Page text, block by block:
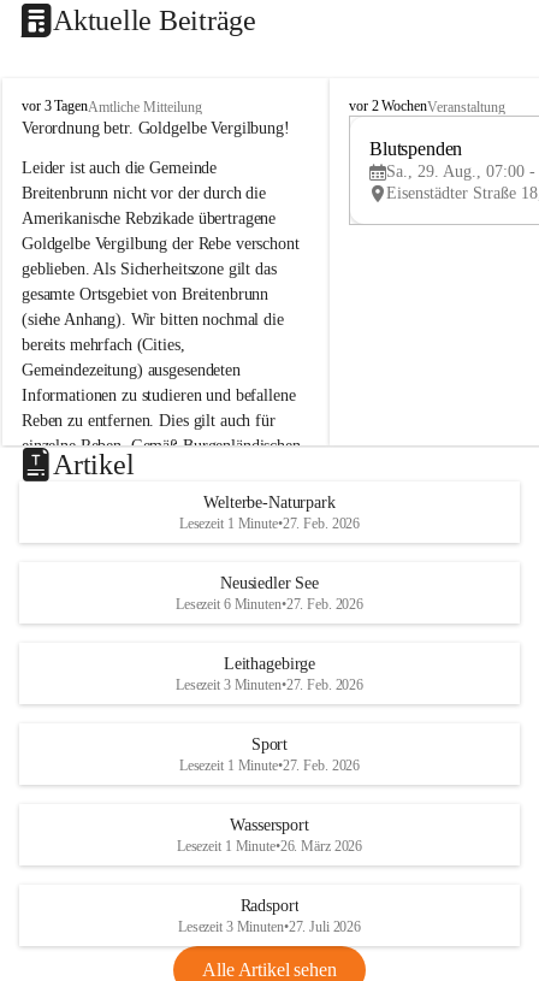
Aktuelle Beiträge
B
r
i
t
e
n
b
r
u
n
n
a
m
N
e
u
s
d
S
vor 3 TagenAmtliche Mitteilung
Verordnung betr. Goldgelbe Vergilbung!
Leider ist auch die Gemeinde
Breitenbrunn nicht vor der durch die
Amerikanische Rebzikade übertragene
Goldgelbe Vergilbung der Rebe verschont
geblieben. Als Sicherheitszone gilt das
gesamte Ortsgebiet von Breitenbrunn
(siehe Anhang). Wir bitten nochmal die
bereits mehrfach (Cities,
Gemeindezeitung) ausgesendeten
Informationen zu studieren und befallene
Reben zu entfernen. Dies gilt auch für
einzelne Reben. Gemäß Burgenländischen
Weinbaugesetz sind nicht gepflegte oder
unzulässige Weingärten zu roden! Bitte
helfen wir zusammen um unsere Winzer
vor den prognostizierten Ernteausfällen
und den daraus folgenden wirtschaftlichen
Maßnahmen zur Bekämpfung
Rebe und der Amerikanischen
Anhang VBl. EU Nr. 18
1 Seite•1,4 MB
VBl. EU Nr. 18_2026
B
e
u
e
d
r
S
vor 2 WochenVeranstaltung
Blutspenden
Sa., 29. Aug., 07:00 -
Artikel
Welterbe-Naturpark
Lesezeit 1 Minute•27. Feb. 2026
Neusiedler See
Lesezeit 6 Minuten•27. Feb. 2026
Leithagebirge
Lesezeit 3 Minuten•27. Feb. 2026
Sport
Lesezeit 1 Minute•27. Feb. 2026
Wassersport
Lesezeit 1 Minute•26. März 2026
Radsport
Lesezeit 3 Minuten•27. Juli 2026
Alle Artikel sehen